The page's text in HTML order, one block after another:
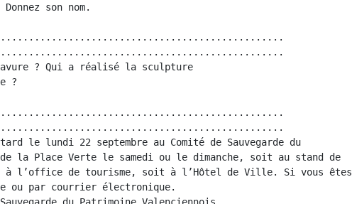
? Qui a réalisé la sculpture
le lundi 22 septembre au Comité de Sauvegarde du
la Place Verte le samedi ou le dimanche, soit au stand de
à l’office de tourisme, soit à l’Hôtel de Ville. Si vous êtes
ou par courrier électronique.
Sauvegarde du Patrimoine Valenciennois.